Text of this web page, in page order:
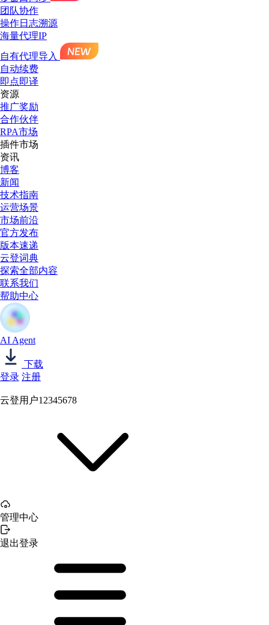
团队协作
操作日志溯源
海量代理IP
自有代理导入
自动续费
即点即译
资源
推广奖励
合作伙伴
RPA市场
插件市场
资讯
博客
新闻
技术指南
运营场景
市场前沿
官方发布
版本速递
云登词典
探索全部内容
联系我们
帮助中心
AI Agent
下载
登录 注册
云登用户12345678
管理中心
退出登录